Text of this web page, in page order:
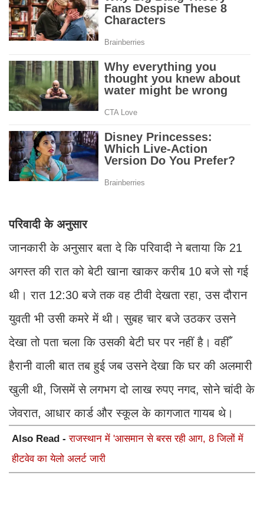
परिवादी के अनुसार
जानकारी के अनुसार बता दे कि परिवादी ने बताया कि 21
अगस्त की रात को बेटी खाना खाकर करीब 10 बजे सो गई
थी। रात 12:30 बजे तक वह टीवी देखता रहा, उस दौरान
युवती भी उसी कमरे में थी। सुबह चार बजे उठकर उसने
देखा तो पता चला कि उसकी बेटी घर पर नहीं है। वहीँ
हैरानी वाली बात तब हुई जब उसने देखा कि घर की अलमारी
खुली थी, जिसमें से लगभग दो लाख रुपए नगद, सोने चांदी के
जेवरात, आधार कार्ड और स्कूल के कागजात गायब थे।
Also Read -राजस्थान में 'आसमान से बरस रही आग, 8 जिलों में
हीटवेव का येलो अलर्ट जारी